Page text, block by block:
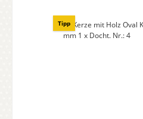
Tipp